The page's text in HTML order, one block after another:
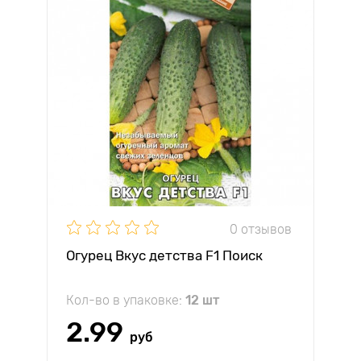
0 отзывов
Огурец Вкус детства F1 Поиск
Кол-во в упаковке: 12 шт
2.99 руб